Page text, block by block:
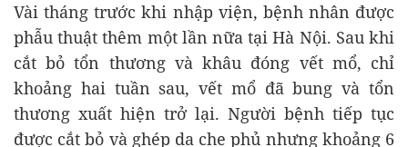
Vài tháng trước khi nhập viện, bệnh nhân được
phẫu thuật thêm một lần nữa tại Hà Nội. Sau khi
cắt bỏ tổn thương và khâu đóng vết mổ, chỉ
khoảng hai tuần sau, vết mổ đã bung và tổn
thương xuất hiện trở lại. Người bệnh tiếp tục
được cắt bỏ và ghép da che phủ nhưng khoảng 6